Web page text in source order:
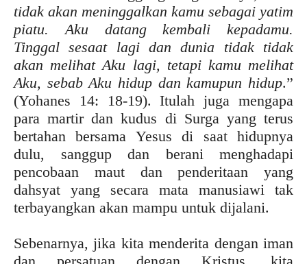
tidak akan meninggalkan kamu sebagai yatim
piatu. Aku datang kembali kepadamu.
Tinggal sesaat lagi dan dunia tidak tidak
akan melihat Aku lagi, tetapi kamu melihat
Aku, sebab Aku hidup dan kamupun hidup.”
(Yohanes 14: 18-19). Itulah juga mengapa
para martir dan kudus di Surga yang terus
bertahan bersama Yesus di saat hidupnya
dulu, sanggup dan berani menghadapi
pencobaan maut dan penderitaan yang
dahsyat yang secara mata manusiawi tak
terbayangkan akan mampu untuk dijalani.
Sebenarnya, jika kita menderita dengan iman